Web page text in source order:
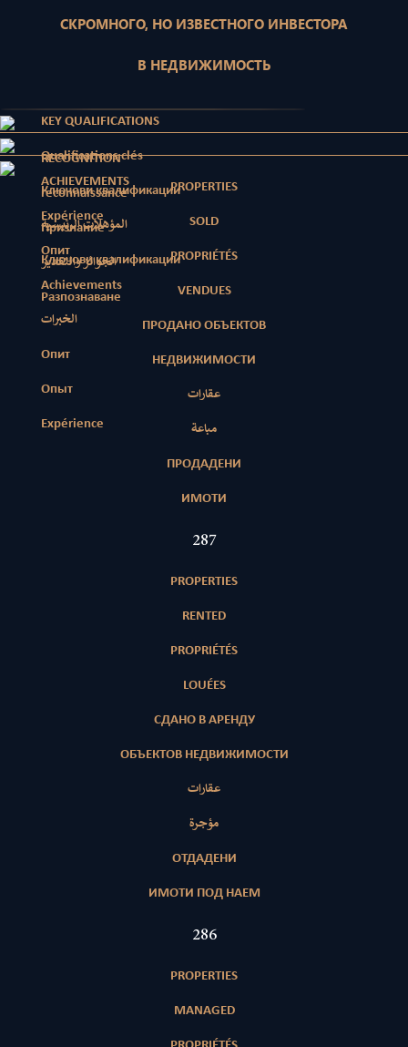
СКРОМНОГО, НО ИЗВЕСТНОГО ИНВЕСТОРА
В НЕДВИЖИМОСТЬ
KEY QUALIFICATIONS
Qualifications clés
Ключови квалификации
المؤهلات الرئيسية
Ключови квалификации
RECOGNITION
reconnaissance
Признание
الجوائز والتقدير
Разпознаване
ACHIEVEMENTS
Expérience
Опит
Achievements
الخبرات
Опит
Опыт
Expérience
PROPERTIES
SOLD
PROPRIÉTÉS
VENDUES
ПРОДАНО ОБЪЕКТОВ
НЕДВИЖИМОСТИ
عقارات
مباعة
ПРОДАДЕНИ
ИМОТИ
415
PROPERTIES
RENTED
PROPRIÉTÉS
LOUÉES
СДАНО В АРЕНДУ
ОБЪЕКТОВ НЕДВИЖИМОСТИ
عقارات
مؤجرة
ОТДАДЕНИ
ИМОТИ ПОД НАЕМ
411
PROPERTIES
MANAGED